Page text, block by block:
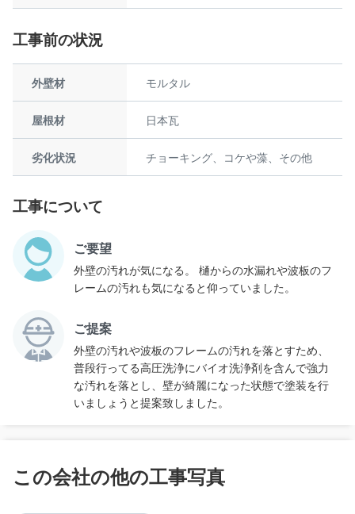
工事前の状況
外壁材 モルタル
屋根材 日本瓦
劣化状況 チョーキング、コケや藻、その他
工事について
ご要望
外壁の汚れが気になる。 樋からの水漏れや波板のフ
レームの汚れも気になると仰っていました。
ご提案
外壁の汚れや波板のフレームの汚れを落とすため、
普段行ってる高圧洗浄にバイオ洗浄剤を含んで強力
な汚れを落とし、壁が綺麗になった状態で塗装を行
いましょうと提案致しました。
この会社の他の工事写真